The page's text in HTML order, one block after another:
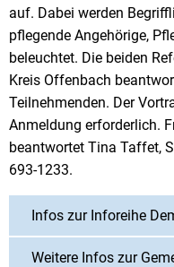
auf. Dabei werden
pflegende Angehörige,
beleuchtet. Die beiden
Kreis Offenbach
Teilnehmenden. Der
Anmeldung erforderlich.
beantwortet Tina Taffet,
693-1233.
Infos zur Inforeihe
Weitere Infos zur